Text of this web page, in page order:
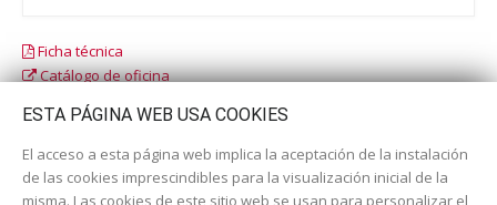
Ficha técnica
Catálogo de oficina
Catálogo escolar
ESTA PÁGINA WEB USA COOKIES
El acceso a esta página web implica la aceptación de la instalación
de las cookies imprescindibles para la visualización inicial de la
misma. Las cookies de este sitio web se usan para personalizar el